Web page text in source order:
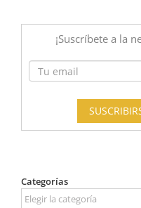
Categorías
Categorías